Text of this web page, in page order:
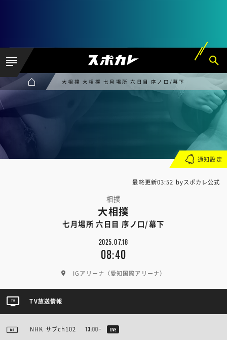
大相撲 大相撲 七月場所 六日目 序ノ口/幕下
最終更新03:52 byスポカレ公式
相撲
大相撲
七月場所 六日目 序ノ口/幕下
2025.07.18
08:40
IGアリーナ（愛知国際アリーナ）
通知設定
TV放送情報
NHK サブch102 13:00~ LIVE